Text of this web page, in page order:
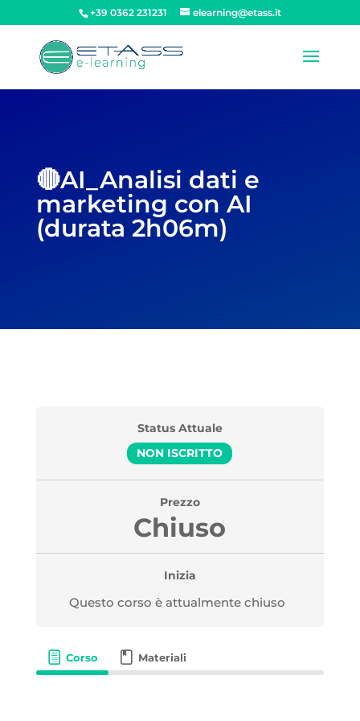
+39 0362 231231 elearning@etass.it
🔴AI_Analisi dati e
marketing con AI
(durata 2h06m)
Status Attuale
NON ISCRITTO
Prezzo
Chiuso
Inizia
Questo corso è attualmente chiuso
Corso Materiali